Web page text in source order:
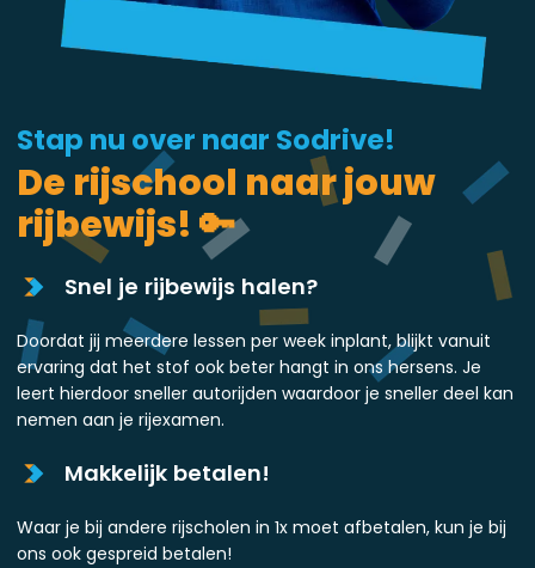
Stap nu over naar Sodrive!
De rijschool naar jouw
rijbewijs! 🔑
Snel je rijbewijs halen?
Doordat jij meerdere lessen per week inplant, blijkt vanuit
ervaring dat het stof ook beter hangt in ons hersens. Je
leert hierdoor sneller autorijden waardoor je sneller deel kan
nemen aan je rijexamen.
Makkelijk betalen!
Waar je bij andere rijscholen in 1x moet afbetalen, kun je bij
ons ook gespreid betalen!